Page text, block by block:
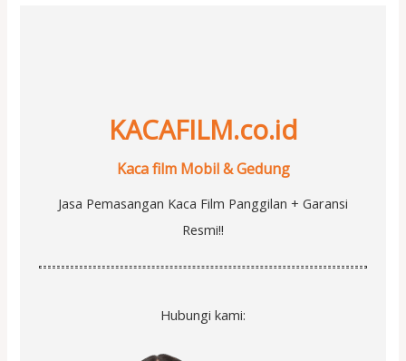
KACAFILM.co.id
Kaca film Mobil & Gedung
Jasa Pemasangan Kaca Film Panggilan + Garansi
Resmi!!
Hubungi kami: